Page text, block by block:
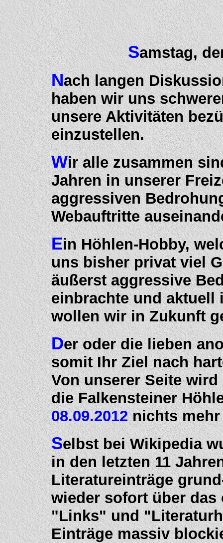
Samstag,
Nach langen
haben wir uns
unsere Aktivitäten
einzustellen.
Wir alle zusammen
Jahren in unserer
aggressiven
Webauftritte
Ein Höhlen-Hobby,
uns bisher privat viel
äußerst aggressive
einbrachte und aktuell
wollen wir in Zukunft
Der oder die lieben
somit Ihr Ziel nach
Von unserer Seite
die Falkensteiner
08.09.2012nichts
Selbst bei Wikipedia
in den letzten 11
Literatureinträge
wieder sofort über
"Links" und
Einträge massiv